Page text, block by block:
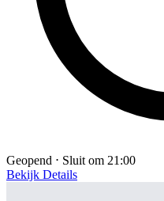
Geopend ⋅ Sluit om 21:00
Bekijk Details